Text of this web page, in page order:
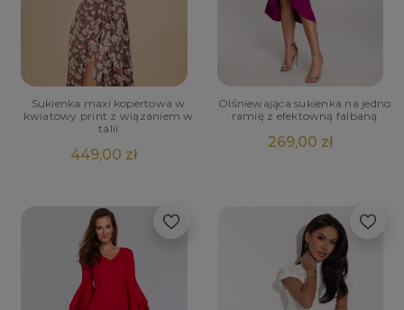
Sukienka maxi kopertowa w
kwiatowy print z wiązaniem w
talii
449,00 zł
Olśniewająca sukienka na jedno
ramię z efektowną falbaną
269,00 zł